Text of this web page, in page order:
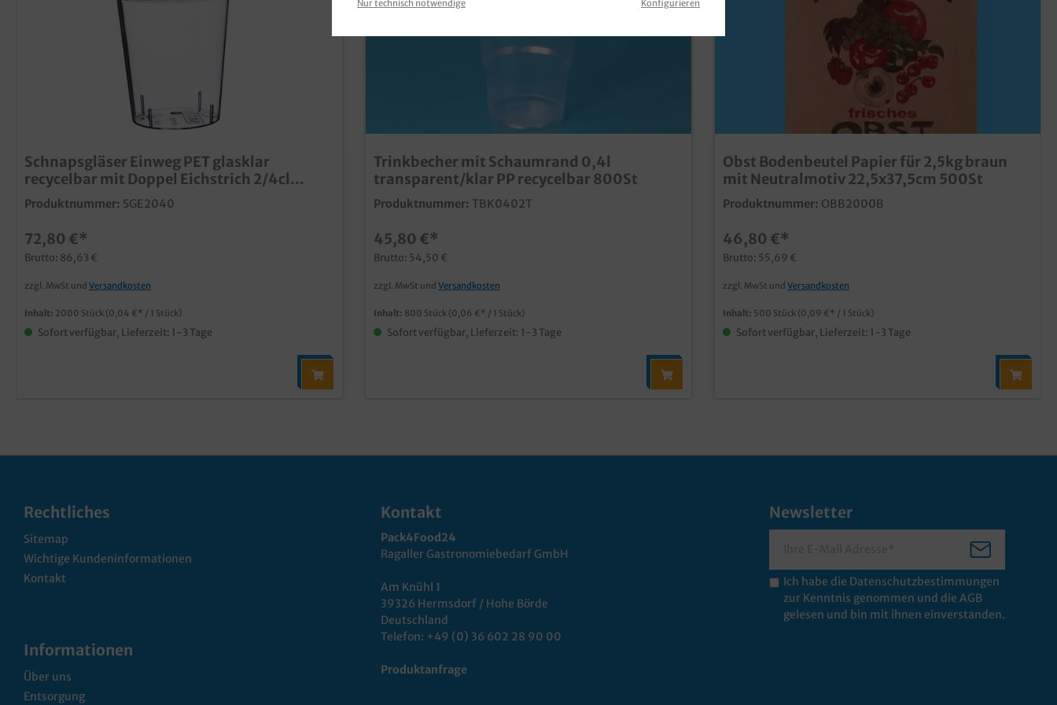
Schnapsgläser Einweg PET glasklar
recycelbar mit Doppel Eichstrich 2/4cl
2000St
Produktnummer: SGE2040
72,80 €*
Brutto: 86,63 €
zzgl. MwSt und Versandkosten
Inhalt: 2000 Stück (0,04 €* / 1 Stück)
Sofort verfügbar, Lieferzeit: 1-3 Tage
Trinkbecher mit Schaumrand 0,4l
transparent/klar PP recycelbar 800St
Produktnummer: TBK0402T
45,80 €*
Brutto: 54,50 €
zzgl. MwSt und Versandkosten
Inhalt: 800 Stück (0,06 €* / 1 Stück)
Sofort verfügbar, Lieferzeit: 1-3 Tage
Obst Bodenbeutel Papier für 2,5kg braun
mit Neutralmotiv 22,5x37,5cm 500St
Produktnummer: OBB2000B
46,80 €*
Brutto: 55,69 €
zzgl. MwSt und Versandkosten
Inhalt: 500 Stück (0,09 €* / 1 Stück)
Sofort verfügbar, Lieferzeit: 1-3 Tage
Rechtliches
Sitemap
Wichtige Kundeninformationen
Kontakt
Informationen
Über uns
Entsorgung
Kontakt
Pack4Food24
Ragaller Gastronomiebedarf GmbH
Am Knühl 1
39326 Hermsdorf / Hohe Börde
Deutschland
Telefon: +49 (0) 36 602 28 90 00
Produktanfrage
Newsletter
Ich habe die Datenschutzbestimmungen
zur Kenntnis genommen und die AGB
gelesen und bin mit ihnen einverstanden.
Nur technisch notwendige Konfigurieren